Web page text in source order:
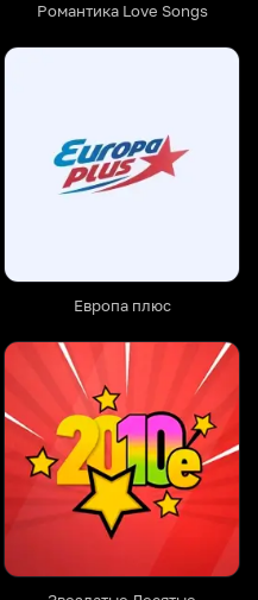
Романтика Love Songs
Европа плюс